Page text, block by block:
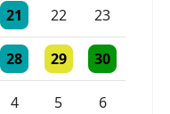
Veranstaltung
21
Einzelne Veranstaltung
22 23
Veranstaltung
28
Einzelne Veranstaltung
29
Einzelne30
Einzelne
Veranstaltung
4
Einzelne Veranstaltung
5 6